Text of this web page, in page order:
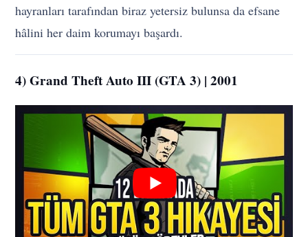
hayranları tarafından biraz yetersiz bulunsa da efsane
hâlini her daim korumayı başardı.
4) Grand Theft Auto III (GTA 3) | 2001